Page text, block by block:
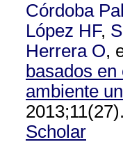
Córdoba
López HF,
Herrera O,
basados
ambiente
2013;11(27).
Scholar